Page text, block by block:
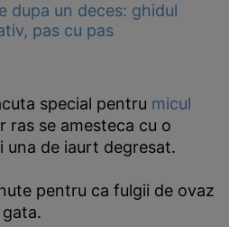
dupa un deces: ghidul
pas cu pas
special pentru micul
ras se amesteca cu o
una de iaurt degresat.
pentru ca fulgii de ovaz